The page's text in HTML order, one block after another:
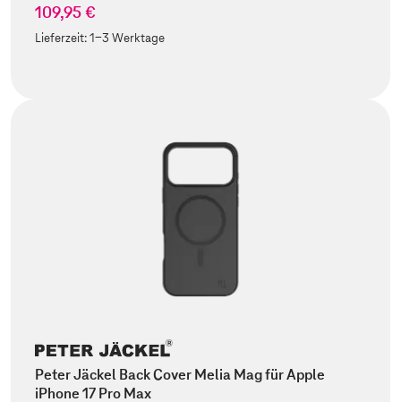
109,95 €
Lieferzeit:1-3 Werktage
Peter Jäckel Back Cover Melia Mag für Apple
iPhone 17 Pro Max